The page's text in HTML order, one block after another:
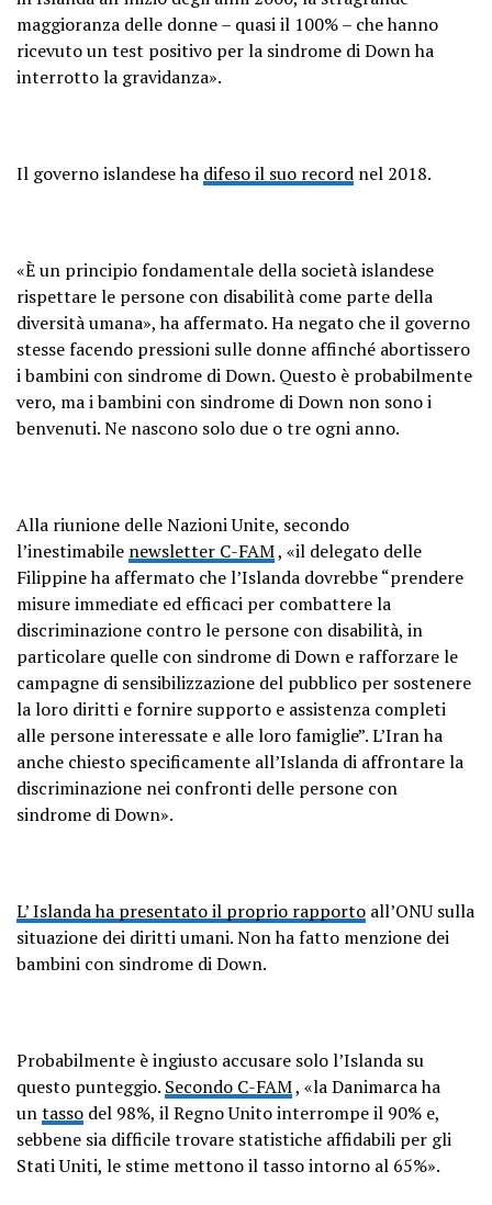
maggioranza delle donne – quasi il 100% – che hanno
ricevuto un test positivo per la sindrome di Down ha
interrotto la gravidanza».
Il governo islandese ha difeso il suo record nel 2018.
«È un principio fondamentale della società islandese
rispettare le persone con disabilità come parte della
diversità umana», ha affermato. Ha negato che il governo
stesse facendo pressioni sulle donne affinché abortissero
i bambini con sindrome di Down. Questo è probabilmente
vero, ma i bambini con sindrome di Down non sono i
benvenuti. Ne nascono solo due o tre ogni anno.
Alla riunione delle Nazioni Unite, secondo
l’inestimabile newsletter C-FAM, «il delegato delle
Filippine ha affermato che l’Islanda dovrebbe “prendere
misure immediate ed efficaci per combattere la
discriminazione contro le persone con disabilità, in
particolare quelle con sindrome di Down e rafforzare le
campagne di sensibilizzazione del pubblico per sostenere
la loro diritti e fornire supporto e assistenza completi
alle persone interessate e alle loro famiglie”. L’Iran ha
anche chiesto specificamente all’Islanda di affrontare la
discriminazione nei confronti delle persone con
sindrome di Down».
L’ Islanda ha presentato il proprio rapporto all’ONU sulla
situazione dei diritti umani. Non ha fatto menzione dei
bambini con sindrome di Down.
Probabilmente è ingiusto accusare solo l’Islanda su
questo punteggio. Secondo C-FAM, «la Danimarca ha
untasso del 98%, il Regno Unito interrompe il 90% e,
sebbene sia difficile trovare statistiche affidabili per gli
Stati Uniti, le stime mettono il tasso intorno al 65%».